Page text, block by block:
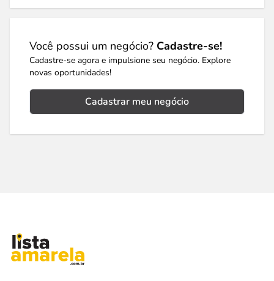
Você possui um negócio? Cadastre-se!
Cadastre-se agora e impulsione seu negócio. Explore
novas oportunidades!
Cadastrar meu negócio